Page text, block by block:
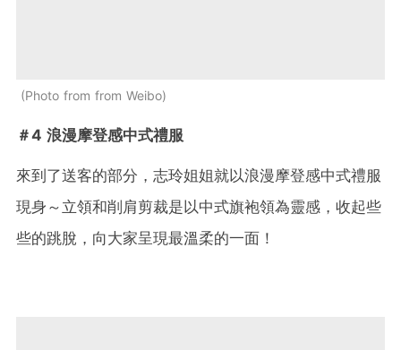
Photo from from Weibo
＃4 浪漫摩登感中式禮服
來到了送客的部分，志玲姐姐就以浪漫摩登感中式禮服
現身～立領和削肩剪裁是以中式旗袍領為靈感，收起些
些的跳脫，向大家呈現最溫柔的一面！